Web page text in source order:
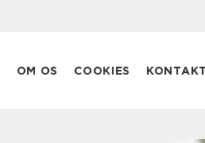
OM OS COOKIES